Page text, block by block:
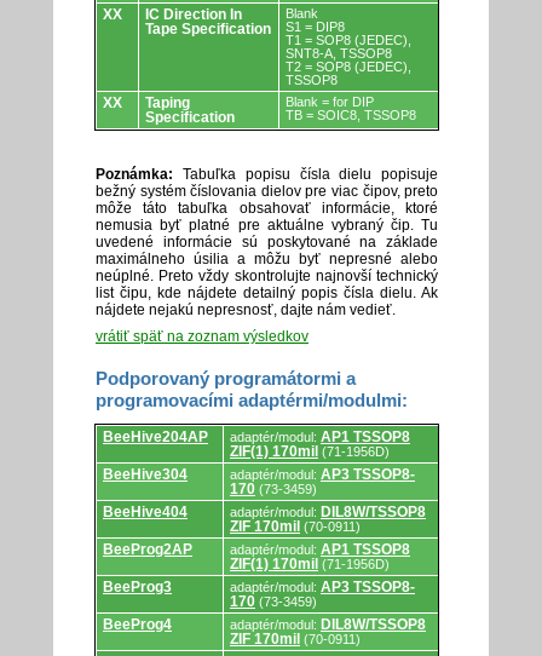
XX
IC Direction In
Tape Specification
Blank
S1 = DIP8
T1 = SOP8 (JEDEC),
SNT8-A, TSSOP8
T2 = SOP8 (JEDEC),
TSSOP8
XX
Taping
Specification
Blank = for DIP
TB = SOIC8, TSSOP8
Poznámka: Tabuľka popisu čísla dielu popisuje
bežný systém číslovania dielov pre viac čipov, preto
môže táto tabuľka obsahovať informácie, ktoré
nemusia byť platné pre aktuálne vybraný čip. Tu
uvedené informácie sú poskytované na základe
maximálneho úsilia a môžu byť nepresné alebo
neúplné. Preto vždy skontrolujte najnovší technický
list čipu, kde nájdete detailný popis čísla dielu. Ak
nájdete nejakú nepresnosť, dajte nám vedieť.
vrátiť späť na zoznam výsledkov
Podporovaný programátormi a
programovacími adaptérmi/modulmi:
Podporovaný
programátormi
a
programovacími
BeeHive204AP adaptér/modul: AP1 TSSOP8
ZIF(1) 170mil (71-1956D)
BeeHive304 adaptér/modul: AP3 TSSOP8-
170 (73-3459)
BeeHive404 adaptér/modul: DIL8W/TSSOP8
ZIF 170mil (70-0911)
BeeProg2AP adaptér/modul: AP1 TSSOP8
ZIF(1) 170mil (71-1956D)
BeeProg3 adaptér/modul: AP3 TSSOP8-
170 (73-3459)
BeeProg4 adaptér/modul: DIL8W/TSSOP8
ZIF 170mil (70-0911)